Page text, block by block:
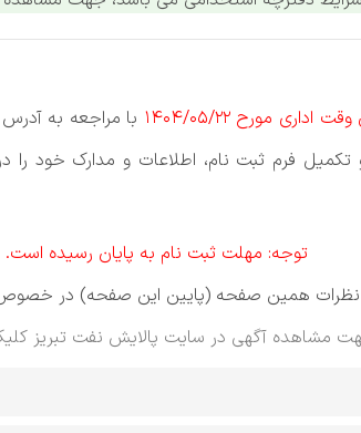
اداری ﻣﻮرح 1404/05/22
ﺑﺎ مراجعه به
ﻓﺮم ﺛﺒﺖ ﻧﺎم، اﻃﻼﻋﺎت و ﻣﺪارک ﺧﻮد را
توجه: مهلت ثبت نام به پایان رسیده است.
نظرات همین صفحه (پایین این صفحه) در
مشاهده آگهی در سایت پالایش نفت تبریز